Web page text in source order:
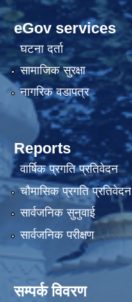
eGov services
घटना दर्ता
सामाजिक सुरक्षा
नागरिक वडापत्र
Reports
वार्षिक प्रगति प्रतिवेदन
चौमासिक प्रगति प्रतिवेदन
सार्वजनिक सुनुवाई
सार्वजनिक परीक्षण
सम्पर्क विवरण